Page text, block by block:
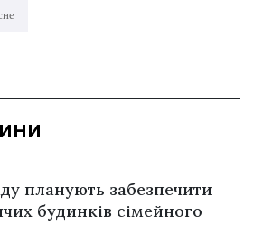
планують забезпечити
будинків сімейного